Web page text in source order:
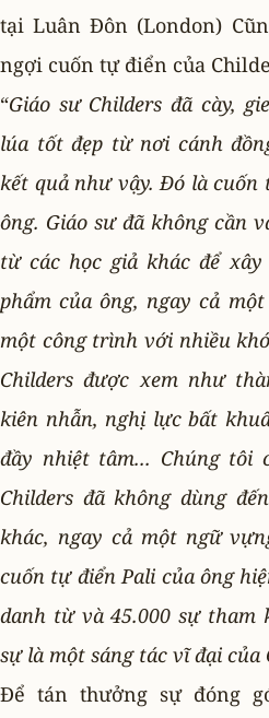
tại Luân Ðôn (London)
ngợi cuốn tự điển của
“Giáo sư Childers đã cày,
lúa tốt đẹp từ nơi cánh
kết quả như vậy. Ðó là cuốn
ông. Giáo sư đã không cần
từ các học giả khác để
phẩm của ông, ngay cả
một công trình với nhiều
Childers được xem như
kiên nhẫn, nghị lực bất
đầy nhiệt tâm... Chúng tôi
Childers đã không dùng
khác, ngay cả một ngữ
cuốn tự điển Pali của ông
danh từ và 45.000 sự
sự là một sáng tác vĩ đại của
Ðể tán thưởng sự đóng